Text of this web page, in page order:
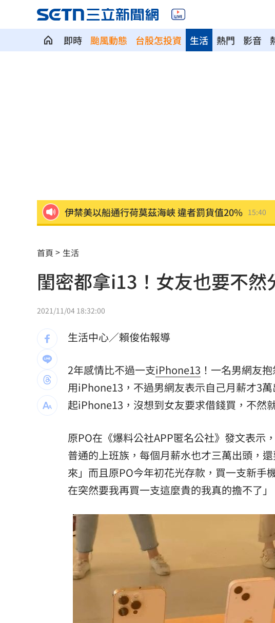
即時 颱風動態 台股怎投資 熱門 影音
生活
伊禁美以船通行荷莫茲海峽 違者罰貨值20% 15:40
昔傳跟李易婚變 六月遭女兒爆喝醉就吵架
統一13場完封敗何解？外籍打教揭心魔難題 15:35
AKIRA父親節來台 兒子學林志玲甜喊加油
捐1物救援熊本災民！日網喊：給台灣統治
每天1杯手搖飲消暑？醫：1習慣害越喝越累 15:30
中美制裁戰川習會恐生變？北京還有大招 15:29
重電股／東元簽下這合約 利多曝光
白海豚颱風逼近！2縣市恐明午後發陸警 15:27
LaLaport施工傳意外 天花板、鷹架突掉落 15:26
怕哪天消失了蕭敬騰拒聽方大同神曲1年！
台灣彩券開獎直播中 20:31
LIVE三立+24小時直播 15:27
三立iNEWS新聞台線上直播
商場戰國來臨 台中「頂奢大道」逐漸成形
首頁 生活
閨密都拿i13！女友也要不
2021/11/04 18:32:00
生活中心／賴俊佑報導
2年感情比不過一支iPhone13 ！一名男網友
用iPhone13，不過男網友表示自己月薪才3
起iPhone13，沒想到女友要求借錢買，不然
原PO在《爆料公社APP匿名公社》發文表示
普通的上班族，每個月薪水也才三萬出頭，
來」而且原PO今年初花光存款，買一支新手
在突然要我再買一支這麼貴的我真的擔不了」